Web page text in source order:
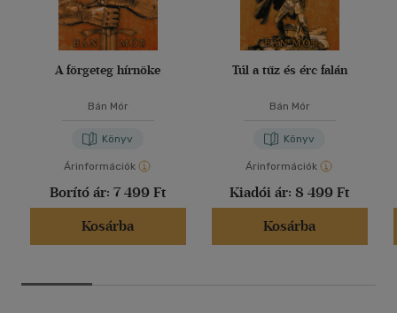
A förgeteg hírnöke
Bán Mór
Könyv
Árinformációk
Borító ár: 7 499 Ft
Kosárba
Túl a tűz és érc falán
Bán Mór
Könyv
Árinformációk
Kiadói ár: 8 499 Ft
Kosárba